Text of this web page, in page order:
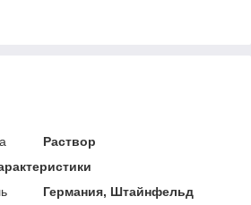
Раствор
Германия, Штайнфельд